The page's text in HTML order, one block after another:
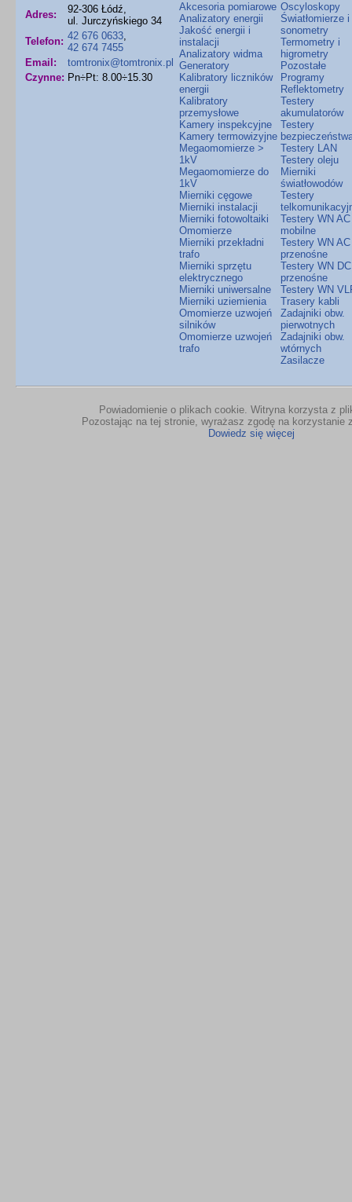
Adres:
92-306 Łódź,
ul. Jurczyńskiego 34
Telefon: 42 676 0633,
42 674 7455
Email:
tomtronix@tomtronix.pl
Czynne: Pn÷Pt: 8.00÷15.30
Akcesoria pomiarowe
Analizatory energii
Jakość energii i
instalacji
Analizatory widma
Generatory
Kalibratory liczników
energii
Kalibratory
przemysłowe
Kamery inspekcyjne
Kamery termowizyjne
Megaomomierze >
1kV
Megaomomierze do
1kV
Mierniki cęgowe
Mierniki instalacji
Mierniki fotowoltaiki
Omomierze
Mierniki przekładni
trafo
Mierniki sprzętu
elektrycznego
Mierniki uniwersalne
Mierniki uziemienia
Omomierze uzwojeń
silników
Omomierze uzwojeń
trafo
Oscyloskopy
Światłomierze i
sonometry
Termometry i
higrometry
Pozostałe
Programy
Reflektometry
Testery
akumulatorów
Testery
Testery LAN
Testery oleju
Mierniki
światłowodów
Testery
Testery WN AC
mobilne
Testery WN AC
przenośne
Testery WN DC
przenośne
Testery WN
Trasery kabli
Zadajniki obw.
pierwotnych
Zadajniki obw.
wtórnych
Zasilacze
Powiadomienie o plikach cookie. Witryna korzysta z
Pozostając na tej stronie, wyrażasz zgodę na korzystanie
Dowiedz się więcej